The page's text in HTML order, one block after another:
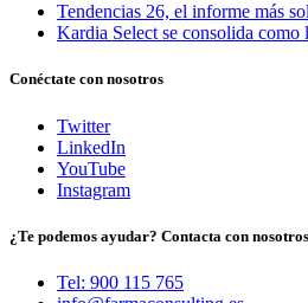
Tendencias 26, el informe más
Kardia Select se consolida como
Conéctate con nosotros
Twitter
LinkedIn
YouTube
Instagram
¿Te podemos ayudar? Contacta con nosotros
Tel: 900 115 765